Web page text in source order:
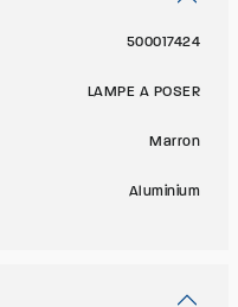
500017424
LAMPE A POSER
Marron
Aluminium